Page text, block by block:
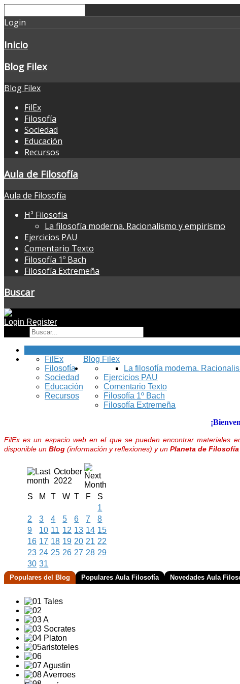
Login
Inicio
Blog Filex
Blog Filex
FilEx
Filosofía
Sociedad
Educación
Recursos
Aula de Filosofía
Aula de Filosofía
Hª Filosofía
La filosofía moderna. Racionalismo y empirismo
Ejercicios PAU
Comentario Texto
Filosofía 1º Bach
Filosofía Extremeña
Buscar
Login Register
Blog Filex
FilEx
Filosofía
Sociedad
Educación
Recursos
La filosofía moderna.
Ejercicios PAU
Comentario Texto
Filosofía 1º Bach
Filosofía Extremeña
FilEx es un espacio web en el que se pueden encontrar materiales
disponible un Blog (información y reflexiones) y un Planeta de Filosofía
October
2022
S
M T W T F
S
1
2
3 4 5 6 7
8
9
10 11 12 13 14 15
16 17 18 19 20 21 22
23 24 25 26 27 28 29
30 31
Populares del Blog Populares Aula Filosofía Novedades Aula